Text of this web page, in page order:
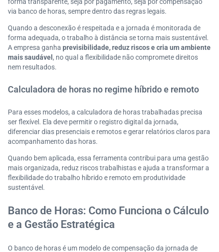
via banco de horas, sempre dentro das regras legais.
Quando a desconexão é respeitada e a jornada é monitorada de
forma adequada, o trabalho à distância se torna mais sustentável.
A empresa ganha previsibilidade, reduz riscos e cria um ambiente
mais saudável, no qual a flexibilidade não compromete direitos
nem resultados.
Calculadora de horas no regime híbrido e remoto
Para esses modelos, a calculadora de horas trabalhadas precisa
ser flexível. Ela deve permitir o registro digital da jornada,
diferenciar dias presenciais e remotos e gerar relatórios claros para
acompanhamento das horas.
Quando bem aplicada, essa ferramenta contribui para uma gestão
mais organizada, reduz riscos trabalhistas e ajuda a transformar a
flexibilidade do trabalho híbrido e remoto em produtividade
sustentável.
Banco de Horas: Como Funciona o Cálculo
e a Gestão Estratégica
O banco de horas é um modelo de compensação da jornada de